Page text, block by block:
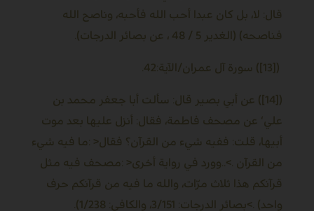
قال: لا، بل كان عبدا أحب الله فأحبه، وناصح الله
فناصحه) (الغدير 5 / 48 ، عن بصائر الدرجات).
([13]) سورة آل عمران/الآية:42.
([14]) عن أبي بصير قال: سألت أبا جعفر محمد بن
علي‘ عن مصحف فاطمة، فقال: أنزل عليها بعد موت
أبيها، قلت: ففيه شيء من القرآن؟ فقال: >
ما فيه شيء
من القرآن ..<. وورد في رواية أخرى: >
مصحف فيه مثل
قرآنكم هذا ثلاث مرّات، والله ما فيه من قرآنكم حرف
واحد <. (بصائر الدرجات: 3/151، والكافي: 1/238).